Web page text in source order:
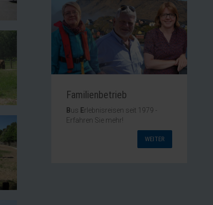
Familienbetrieb
Bus Erlebnisreisen seit 1979 -
Erfahren Sie mehr!
WEITER